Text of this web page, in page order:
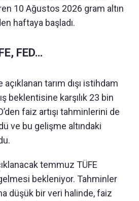
10 Ağustos 2026 gram altın
haftaya başladı.
FED…
açıklanan tarım dışı istihdam
beklentisine karşılık 23 bin
faiz artışı tahminlerini de
ve bu gelişme altındaki
temmuz TÜFE
bekleniyor. Tahminler
düşük bir veri halinde, faiz